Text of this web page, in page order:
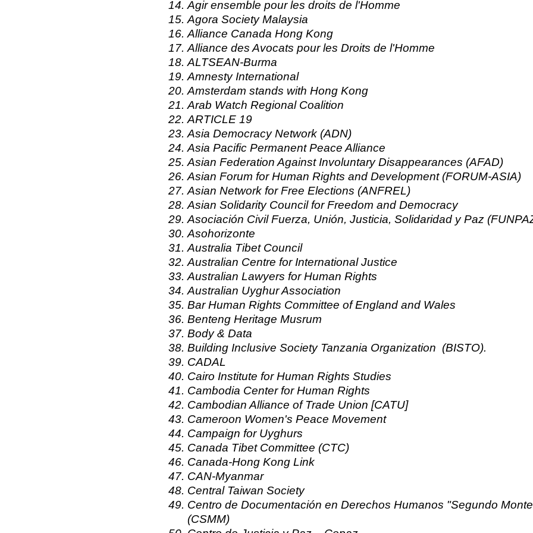
Agir ensemble pour les droits de l'Homme
Agora Society Malaysia
Alliance Canada Hong Kong
Alliance des Avocats pour les Droits de l'Homme
ALTSEAN-Burma
Amnesty International
Amsterdam stands with Hong Kong
Arab Watch Regional Coalition
ARTICLE 19
Asia Democracy Network (ADN)
Asia Pacific Permanent Peace Alliance
Asian Federation Against Involuntary Disappearances (AFAD)
Asian Forum for Human Rights and Development (FORUM-ASIA)
Asian Network for Free Elections (ANFREL)
Asian Solidarity Council for Freedom and Democracy
Asociación Civil Fuerza, Unión, Justicia, Solidaridad y Paz
Asohorizonte
Australia Tibet Council
Australian Centre for International Justice
Australian Lawyers for Human Rights
Australian Uyghur Association
Bar Human Rights Committee of England and Wales
Benteng Heritage Musrum
Body & Data
Building Inclusive Society Tanzania Organization (BISTO).
CADAL
Cairo Institute for Human Rights Studies
Cambodia Center for Human Rights
Cambodian Alliance of Trade Union [CATU]
Cameroon Women's Peace Movement
Campaign for Uyghurs
Canada Tibet Committee (CTC)
Canada-Hong Kong Link
CAN-Myanmar
Central Taiwan Society
Centro de Documentación en Derechos Humanos "Segundo
(CSMM)